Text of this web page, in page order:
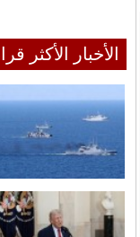
الأخبار الأكثر